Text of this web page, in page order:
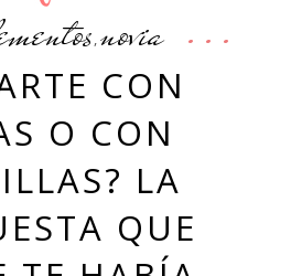
,novia
CON
O CON
LA
QUE